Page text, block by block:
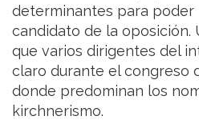
determinantes para poder
candidato de la oposición.
que varios dirigentes del
claro durante el congreso
donde predominan los
kirchnerismo.